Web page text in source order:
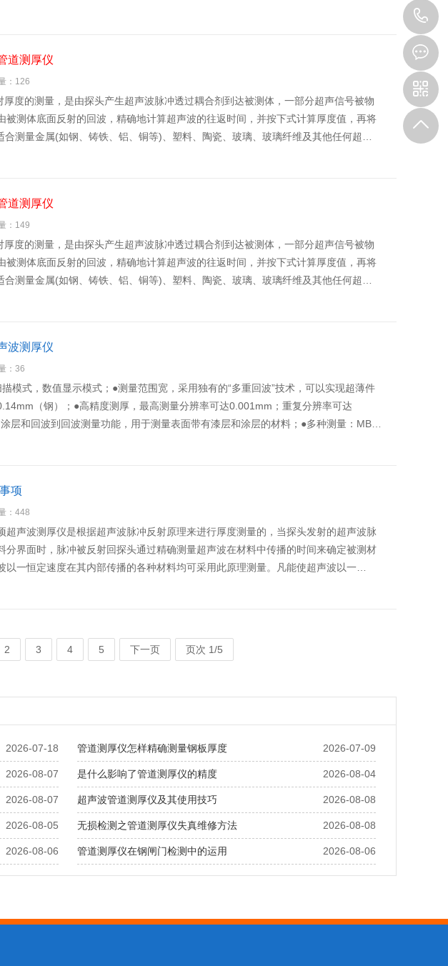
道测厚仪
：126
度的测量，是由探头产生超声波脉冲透过耦合剂到达被测体，一部分超声信号被物
被测体底面反射的回波，精确地计算超声波的往返时间，并按下式计算厚度值，再将
合测量金属(如钢、铸铁、铝、铜等)、塑料、陶瓷、玻璃、玻璃纤维及其他任何超…
道测厚仪
：149
度的测量，是由探头产生超声波脉冲透过耦合剂到达被测体，一部分超声信号被物
被测体底面反射的回波，精确地计算超声波的往返时间，并按下式计算厚度值，再将
合测量金属(如钢、铸铁、铝、铜等)、塑料、陶瓷、玻璃、玻璃纤维及其他任何超…
波测厚仪
：36
模式，数值显示模式；●测量范围宽，采用独有的“多重回波”技术，可以实现超薄件
（钢）；●高精度测厚，最高测量分辨率可达0.001mm；重复分辨率可达
层和回波到回波测量功能，用于测量表面带有漆层和涂层的材料；●多种测量：MB…
项
：448
超声波测厚仪是根据超声波脉冲反射原理来进行厚度测量的，当探头发射的超声波脉
分界面时，脉冲被反射回探头通过精确测量超声波在材料中传播的时间来确定被测材
以一恒定速度在其内部传播的各种材料均可采用此原理测量。凡能使超声波以一…
2 3 4 5 下一页 页次 1/5
2026-07-18 2026-07-09
管道测厚仪怎样精确测量钢板厚度
2026-08-07 2026-08-04
是什么影响了管道测厚仪的精度
2026-08-07 2026-08-08
超声波管道测厚仪及其使用技巧
2026-08-05 2026-08-08
无损检测之管道测厚仪失真维修方法
2026-08-06 2026-08-06
管道测厚仪在钢闸门检测中的运用